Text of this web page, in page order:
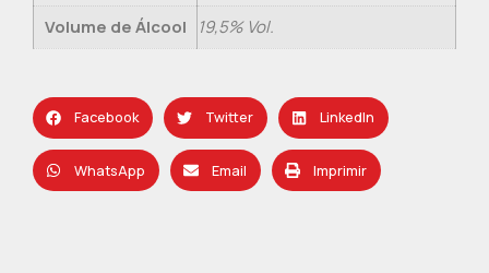
Volume de Álcool
19,5% Vol.
Facebook Twitter LinkedIn
WhatsApp Email Imprimir